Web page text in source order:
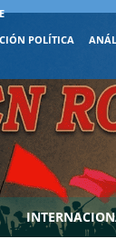
POLÍTICA